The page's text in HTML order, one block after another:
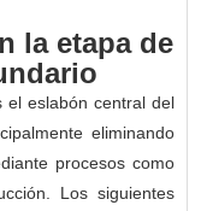
la etapa de
el eslabón central del
eliminando
procesos como
Los siguientes